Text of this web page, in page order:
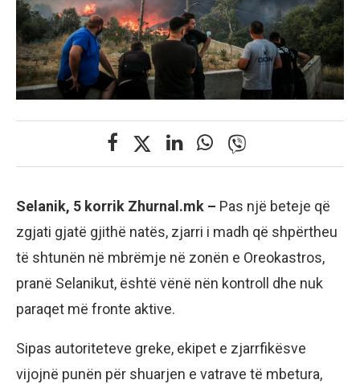
Selanik, 5 korrik Zhurnal.mk – Pas një beteje që
zgjati gjatë gjithë natës, zjarri i madh që shpërtheu
të shtunën në mbrëmje në zonën e Oreokastros,
pranë Selanikut, është vënë nën kontroll dhe nuk
paraqet më fronte aktive.
Sipas autoriteteve greke, ekipet e zjarrfikësve
vijojnë punën për shuarjen e vatrave të mbetura,